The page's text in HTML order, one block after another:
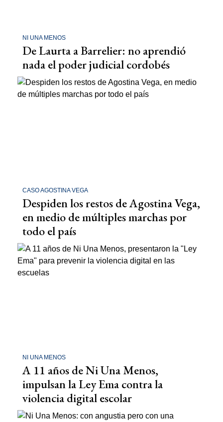
NI UNA MENOS
De Laurta a Barrelier: no aprendió
nada el poder judicial cordobés
CASO AGOSTINA VEGA
Despiden los restos de Agostina Vega,
en medio de múltiples marchas por
todo el país
NI UNA MENOS
A 11 años de Ni Una Menos,
impulsan la Ley Ema contra la
violencia digital escolar